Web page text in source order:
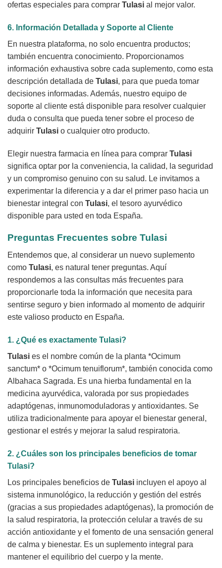
ofertas especiales para comprar Tulasi al mejor valor.
6. Información Detallada y Soporte al Cliente
En nuestra plataforma, no solo encuentra productos;
también encuentra conocimiento. Proporcionamos
información exhaustiva sobre cada suplemento, como esta
descripción detallada de Tulasi, para que pueda tomar
decisiones informadas. Además, nuestro equipo de
soporte al cliente está disponible para resolver cualquier
duda o consulta que pueda tener sobre el proceso de
adquirir Tulasi o cualquier otro producto.
Elegir nuestra farmacia en línea para comprar Tulasi
significa optar por la conveniencia, la calidad, la seguridad
y un compromiso genuino con su salud. Le invitamos a
experimentar la diferencia y a dar el primer paso hacia un
bienestar integral con Tulasi, el tesoro ayurvédico
disponible para usted en toda España.
Preguntas Frecuentes sobre Tulasi
Entendemos que, al considerar un nuevo suplemento
como Tulasi, es natural tener preguntas. Aquí
respondemos a las consultas más frecuentes para
proporcionarle toda la información que necesita para
sentirse seguro y bien informado al momento de adquirir
este valioso producto en España.
1. ¿Qué es exactamente Tulasi?
Tulasi es el nombre común de la planta *Ocimum
sanctum* o *Ocimum tenuiflorum*, también conocida como
Albahaca Sagrada. Es una hierba fundamental en la
medicina ayurvédica, valorada por sus propiedades
adaptógenas, inmunomoduladoras y antioxidantes. Se
utiliza tradicionalmente para apoyar el bienestar general,
gestionar el estrés y mejorar la salud respiratoria.
2. ¿Cuáles son los principales beneficios de tomar
Tulasi?
Los principales beneficios de Tulasi incluyen el apoyo al
sistema inmunológico, la reducción y gestión del estrés
(gracias a sus propiedades adaptógenas), la promoción de
la salud respiratoria, la protección celular a través de su
acción antioxidante y el fomento de una sensación general
de calma y bienestar. Es un suplemento integral para
mantener el equilibrio del cuerpo y la mente.